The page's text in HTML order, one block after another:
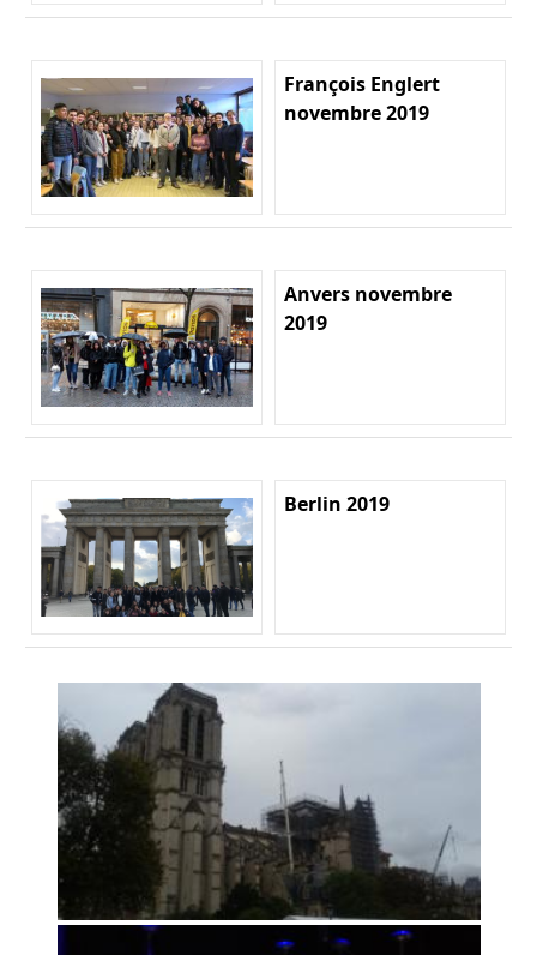
François Englert
novembre 2019
Anvers novembre
2019
Berlin 2019